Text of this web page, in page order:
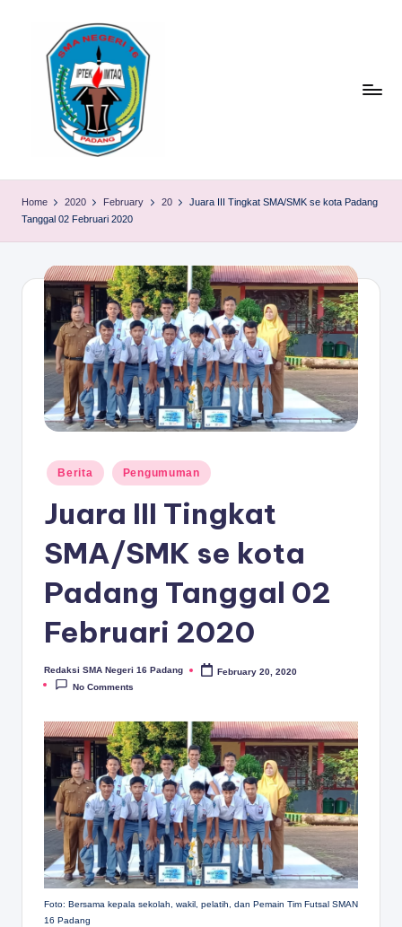
M
A
6
P
A
D
Home 2020 February 20
Juara III Tingkat SMA/SMK se kota Padang
Tanggal 02 Februari 2020
Posted
in
Berita Pengumuman
Juara III Tingkat
SMA/SMK se kota
Padang Tanggal 02
Februari 2020
Posted
by
Redaksi SMA Negeri 16 Padang
February 20, 2020
No Comments
Foto: Bersama kepala sekolah, wakil, pelatih, dan Pemain Tim Futsal SMAN
16 Padang